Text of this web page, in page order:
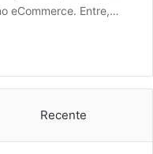
eCommerce. Entre,…
Recente